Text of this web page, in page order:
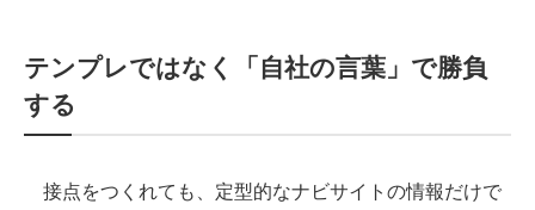
テンプレではなく「自社の言葉」で勝負
する
接点をつくれても、定型的なナビサイトの情報だけで